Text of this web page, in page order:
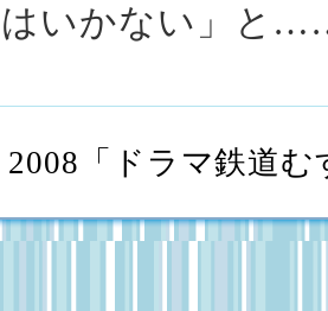
いかない」と
「ドラマ鉄道